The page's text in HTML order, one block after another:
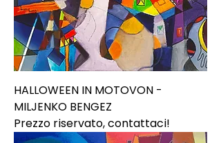
HALLOWEEN IN MOTOVON -
MILJENKO BENGEZ
Prezzo riservato, contattaci!